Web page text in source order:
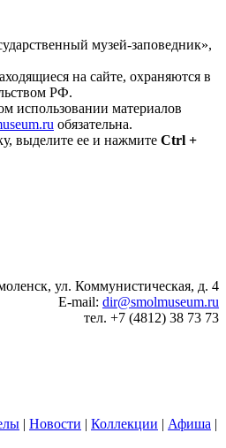
музей-заповедник»,
на сайте, охраняются в
РФ.
использовании материалов
обязательна.
выделите ее и нажмите Ctrl +
ул. Коммунистическая, д. 4
E-mail: dir@smolmuseum.ru
тел. +7 (4812) 38 73 73
| Новости | Коллекции | Афиша |